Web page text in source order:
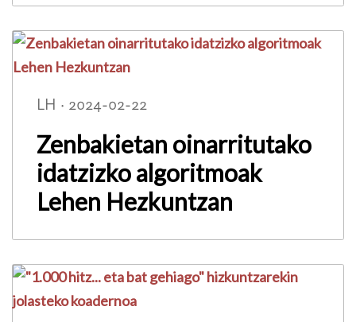
LH · 2024-02-22
Zenbakietan oinarritutako
idatzizko algoritmoak
Lehen Hezkuntzan